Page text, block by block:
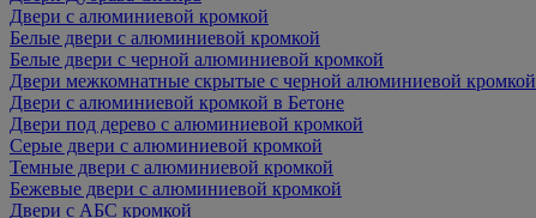
Двери с алюминиевой кромкой
Белые двери с алюминиевой кромкой
Белые двери с черной алюминиевой кромкой
Двери межкомнатные скрытые с черной алюминиевой кромкой
Двери с алюминиевой кромкой в Бетоне
Двери под дерево с алюминиевой кромкой
Серые двери с алюминиевой кромкой
Темные двери с алюминиевой кромкой
Бежевые двери с алюминиевой кромкой
Двери с АБС кромкой